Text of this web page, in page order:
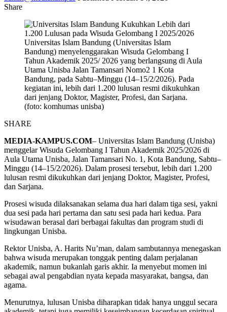
Share
Universitas Islam Bandung (Universitas Islam
Bandung) menyelenggarakan Wisuda Gelombang I
Tahun Akademik 2025/ 2026 yang berlangsung di Aula
Utama Unisba Jalan Tamansari Nomo2 1 Kota
Bandung, pada Sabtu–Minggu (14–15/2/2026). Pada
kegiatan ini, lebih dari 1.200 lulusan resmi dikukuhkan
dari jenjang Doktor, Magister, Profesi, dan Sarjana.
(foto: komhumas unisba)
SHARE
MEDIA-KAMPUS.COM– Universitas Islam Bandung (Unisba)
menggelar Wisuda Gelombang I Tahun Akademik 2025/2026 di
Aula Utama Unisba, Jalan Tamansari No. 1, Kota Bandung, Sabtu–
Minggu (14–15/2/2026). Dalam prosesi tersebut, lebih dari 1.200
lulusan resmi dikukuhkan dari jenjang Doktor, Magister, Profesi,
dan Sarjana.
Prosesi wisuda dilaksanakan selama dua hari dalam tiga sesi, yakni
dua sesi pada hari pertama dan satu sesi pada hari kedua. Para
wisudawan berasal dari berbagai fakultas dan program studi di
lingkungan Unisba.
Rektor Unisba, A. Harits Nu’man, dalam sambutannya menegaskan
bahwa wisuda merupakan tonggak penting dalam perjalanan
akademik, namun bukanlah garis akhir. Ia menyebut momen ini
sebagai awal pengabdian nyata kepada masyarakat, bangsa, dan
agama.
Menurutnya, lulusan Unisba diharapkan tidak hanya unggul secara